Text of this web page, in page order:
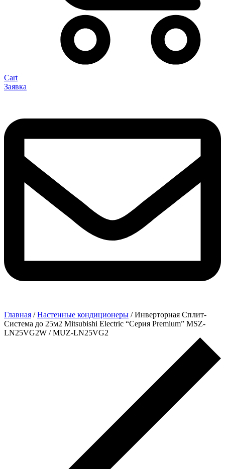
Cart
Заявка
Главная /Настенные кондиционеры / Инверторная Сплит-
Система до 25м2 Mitsubishi Electric “Серия Premium” MSZ-
LN25VG2W / MUZ-LN25VG2